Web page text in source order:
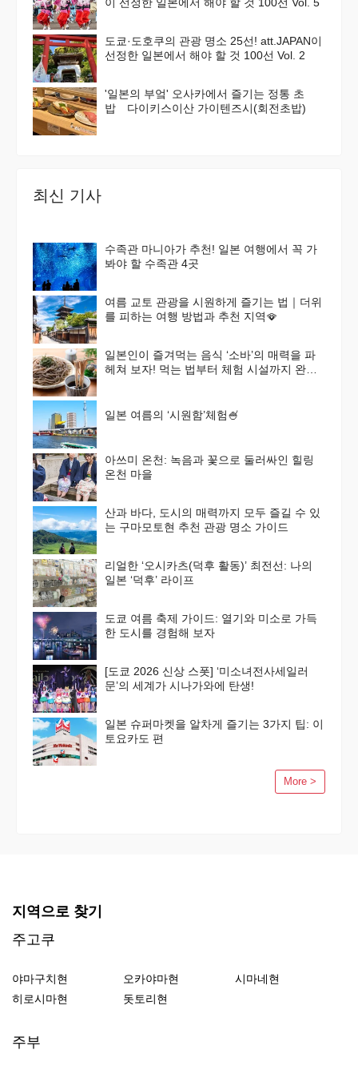
도쿄·도호쿠의 관광 명소 25선! att.JAPAN이
선정한 일본에서 해야 할 것 100선 Vol. 2
'일본의 부엌' 오사카에서 즐기는 정통 초
밥 다이키스이산 가이텐즈시(회전초밥)
최신 기사
수족관 마니아가 추천! 일본 여행에서 꼭 가
봐야 할 수족관 4곳
여름 교토 관광을 시원하게 즐기는 법｜더위
를 피하는 여행 방법과 추천 지역🪭
일본인이 즐겨먹는 음식 ‘소바’의 매력을 파
헤쳐 보자! 먹는 법부터 체험 시설까지 완벽
일본 여름의 ‘시원함’체험🍧
아쓰미 온천: 녹음과 꽃으로 둘러싸인 힐링
온천 마을
산과 바다, 도시의 매력까지 모두 즐길 수 있
는 구마모토현 추천 관광 명소 가이드
리얼한 ‘오시카츠(덕후 활동)’ 최전선: 나의
일본 ‘덕후’ 라이프
도쿄 여름 축제 가이드: 열기와 미소로 가득
한 도시를 경험해 보자
[도쿄 2026 신상 스폿] ‘미소녀전사세일러
문’의 세계가 시나가와에 탄생!
일본 슈퍼마켓을 알차게 즐기는 3가지 팁: 이
토요카도 편
More >
지역으로 찾기
주고쿠
야마구치현 오카야마현
시마네현
히로시마현
돗토리현
주부